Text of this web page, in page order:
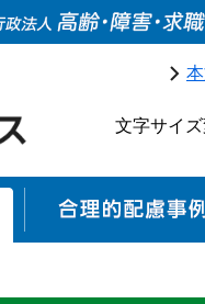
文字サイ
モデル事例